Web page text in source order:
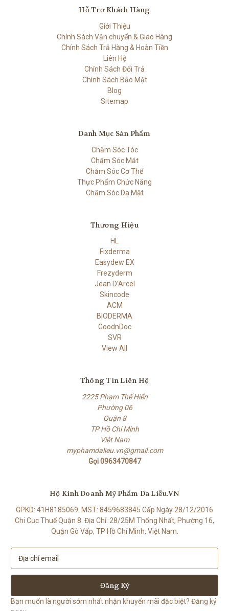
Hỗ Trợ Khách Hàng
Giới Thiệu
Chính Sách Vận chuyển & Giao Hàng
Chính Sách Trả Hàng & Hoàn Tiền
Liên Hệ
Chính Sách Đổi Trả
Chính Sách Bảo Mật
Blog
Sitemap
Danh Mục Sản Phẩm
Chăm Sóc Tóc
Chăm Sóc Mắt
Chăm Sóc Cơ Thể
Thực Phẩm Chức Năng
Chăm Sóc Da Mặt
Thương Hiệu
HL
Fixderma
Easydew EX
Frezyderm
Jean D’Arcel
Skincode
ACM
BIODERMA
GoodnDoc
SVR
View All
Thông Tin Liên Hệ
2225 Phạm Thế Hiển
Phường 06
Quận 8
TP Hồ Chí Minh
Việt Nam
myphamdalieu.vn@gmail.com
Gọi 0963470847
Hộ Kinh Doanh Mỹ Phẩm Da Liễu.VN
GPKD: 41H8185069. MST: 8459683845 Cấp Ngày 28/12/2016
Chi Cục Thuế Quận 8. Địa Chỉ: 28/25M Thống Nhất, Phường 16,
Quận Gò Vấp, TP Hồ Chí Minh, Việt Nam.
a
l
A
Bạn muốn là người sớm nhất nhận khuyến mãi đặc biệt? Đăng ký